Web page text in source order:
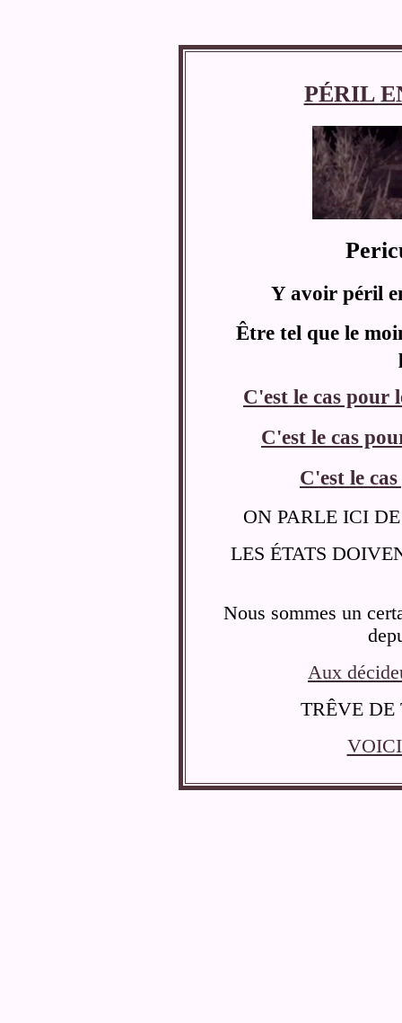
PÉRIL
Y avoir péril
Être tel que le
C'est le cas pour
C'est le cas
C'est le
ON PARLE ICI
LES ÉTATS
Nous sommes un
Aux
TRÊVE DE
VOICI